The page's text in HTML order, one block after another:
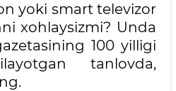
yoki smart televizor
xohlaysizmi? Unda
100 yilligi
tanlovda,